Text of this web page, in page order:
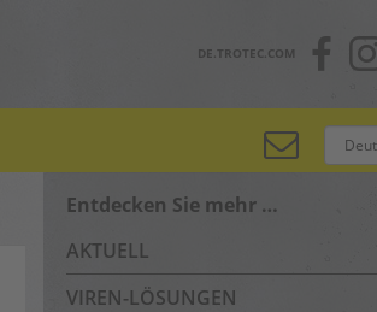
DE.TROTEC.COM
Entdecken Sie mehr …
AKTUELL
VIREN-LÖSUNGEN